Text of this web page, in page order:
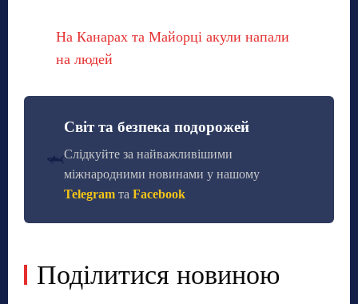
На Канарах та Майорці акули напали
на людей
🦈
Світ та безпека подорожей
Слідкуйте за найважливішими
міжнародними новинами у нашому
Telegram та Facebook
Поділитися новиною